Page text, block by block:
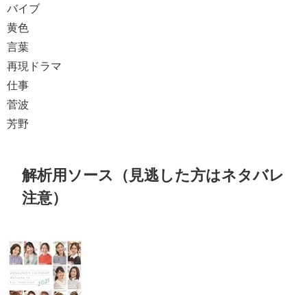
バイブ
黄色
言葉
再現ドラマ
仕事
菅波
芳野
解析用ソース（見逃した方はネタバレ
注意）